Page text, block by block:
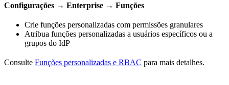
Configurações → Enterprise → Funções
Crie funções personalizadas com permissões granulares
Atribua funções personalizadas a usuários específicos ou a
grupos do IdP
Consulte Funções personalizadas e RBAC para mais detalhes.